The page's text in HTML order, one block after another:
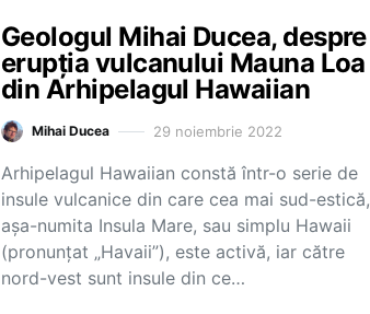
Geologul Mihai Ducea, despre
erupția vulcanului Mauna Loa
din Arhipelagul Hawaiian
Mihai Ducea 29 noiembrie 2022
Arhipelagul Hawaiian constă într-o serie de
insule vulcanice din care cea mai sud-estică,
așa-numita Insula Mare, sau simplu Hawaii
(pronunțat „Havaii”), este activă, iar către
nord-vest sunt insule din ce…